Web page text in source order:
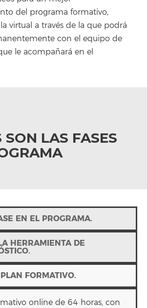
del programa formativo,
virtual a través de la que podrá
con el equipo de
le acompañará en el
SON LAS FASES
EN EL PROGRAMA.
HERRAMIENTA DE
FORMATIVO.
online de 64 horas, con